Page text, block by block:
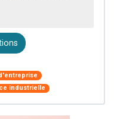
industrielle